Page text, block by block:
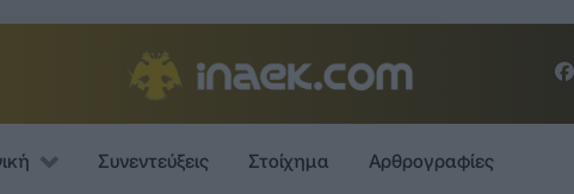
Συνεντεύξεις Στοίχημα Αρθρογραφίες